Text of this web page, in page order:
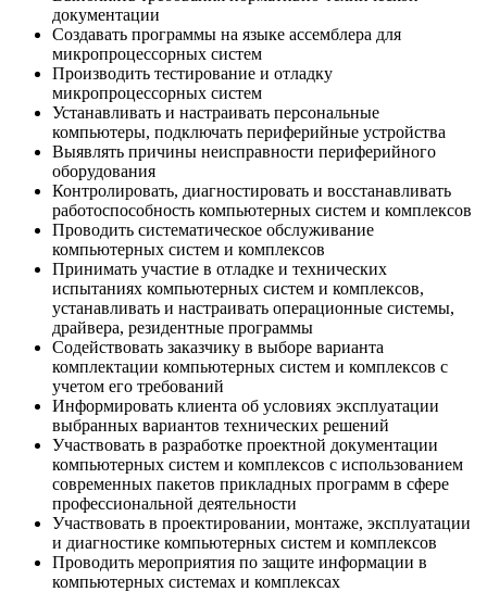
документации
Создавать программы на языке ассемблера для
микропроцессорных систем
Производить тестирование и отладку
микропроцессорных систем
Устанавливать и настраивать персональные
компьютеры, подключать периферийные устройства
Выявлять причины неисправности периферийного
оборудования
Контролировать, диагностировать и восстанавливать
работоспособность компьютерных систем и комплексов
Проводить систематическое обслуживание
компьютерных систем и комплексов
Принимать участие в отладке и технических
испытаниях компьютерных систем и комплексов,
устанавливать и настраивать операционные системы,
драйвера, резидентные программы
Содействовать заказчику в выборе варианта
комплектации компьютерных систем и комплексов с
учетом его требований
Информировать клиента об условиях эксплуатации
выбранных вариантов технических решений
Участвовать в разработке проектной документации
компьютерных систем и комплексов с использованием
современных пакетов прикладных программ в сфере
профессиональной деятельности
Участвовать в проектировании, монтаже, эксплуатации
и диагностике компьютерных систем и комплексов
Проводить мероприятия по защите информации в
компьютерных системах и комплексах